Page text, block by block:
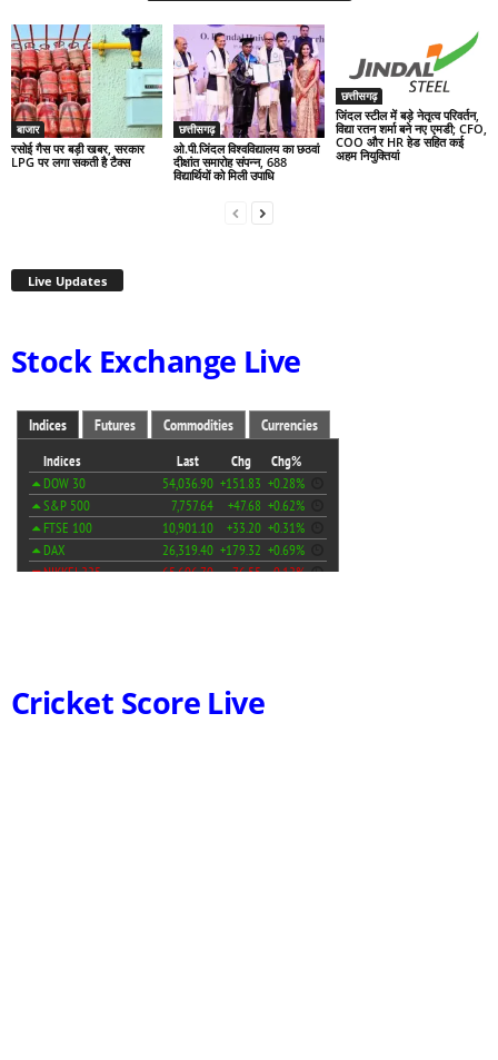
बाजार
रसोई गैस पर बड़ी खबर, सरकार
LPG पर लगा सकती है टैक्स
छत्तीसगढ़
ओ.पी.जिंदल विश्वविद्यालय का छठवां
दीक्षांत समारोह संपन्न, 688
विद्यार्थियों को मिली उपाधि
छत्तीसगढ़
जिंदल स्टील में बड़े नेतृत्व परिवर्तन,
विद्या रतन शर्मा बने नए एमडी; CFO,
COO और HR हेड सहित कई
अहम नियुक्तियां
Live Updates
Stock Exchange Live
Cricket Score Live